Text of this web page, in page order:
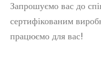
Запрошуємо вас до
сертифікованим
працюємо для вас!